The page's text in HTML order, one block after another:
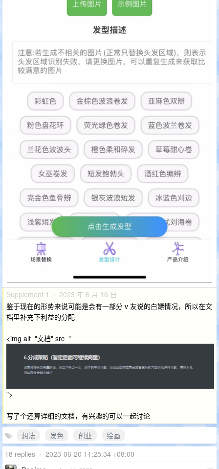
Supplement 1 · 2023 年 6 月 16 日
鉴于现在的形势来说可能是会有一部分 v 友说的白嫖情况，所以在文
档里补充下利益的分配
<img alt="文档" src="
">
写了个还算详细的文档，有兴趣的可以一起讨论
想法
发色 创业
绘画
18 replies • 2023-06-20 11:25:34 +08:00